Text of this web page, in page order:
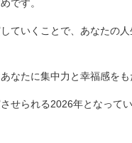
です。
ていくことで、あなたの
なたに集中力と幸福感をも
せられる2026年となってい